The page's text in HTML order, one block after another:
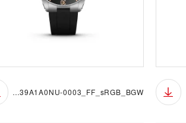
M7939A1A0NU-0003_FF_sRGB_BGW